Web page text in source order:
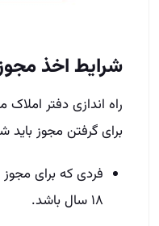
شرایط اخذ
راه اندازی دفتر
برای گرفتن مجوز باید
فردی که برای مجوز
۱۸ سال باشد.